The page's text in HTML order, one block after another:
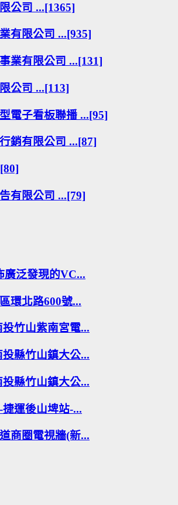
公司 ...[1365]
有限公司 ...[935]
業有限公司 ...[131]
公司 ...[113]
電子看板聯播 ...[95]
銷有限公司 ...[87]
有限公司 ...[79]
廣泛發現的VC...
環北路600號...
竹山紫南宮電...
縣竹山鎮大公...
縣竹山鎮大公...
捷運後山埤站-...
商圈電視牆(新...